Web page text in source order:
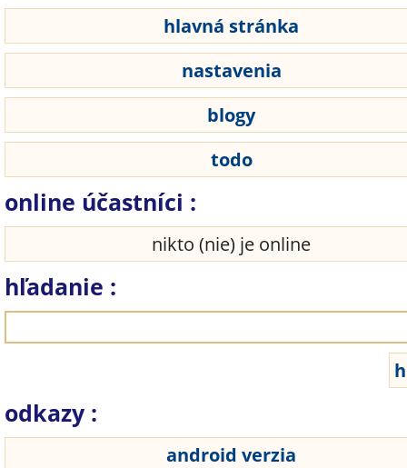
hlavná stránka
nastavenia
blogy
todo
online účastníci :
nikto (nie) je online
hľadanie :
odkazy :
android verzia